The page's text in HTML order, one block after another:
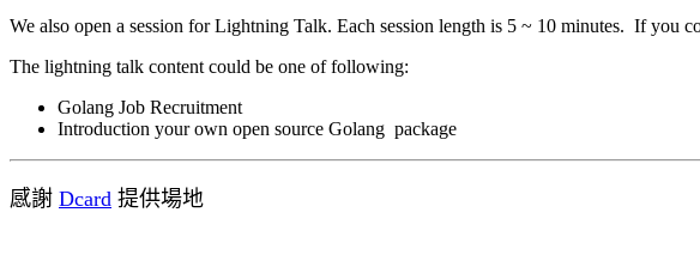
We also open a session for Lightning Talk. Each session length is 5 ~ 10 minutes. If
The lightning talk content could be one of following:
Golang Job Recruitment
Introduction your own open source Golang package
感謝 Dcard 提供場地